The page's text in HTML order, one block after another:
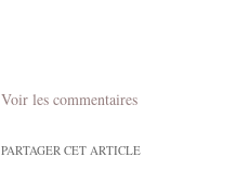
Voir les commentaires
PARTAGER CET ARTICLE